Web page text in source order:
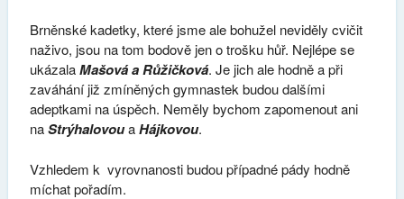
Brněnské kadetky, které jsme ale bohužel neviděly cvičit
naživo, jsou na tom bodově jen o trošku hůř. Nejlépe se
ukázalaMašová a Růžičková. Je jich ale hodně a při
zaváhání již zmíněných gymnastek budou dalšími
adeptkami na úspěch. Neměly bychom zapomenout ani
naStrýhalovouaHájkovou.
Vzhledem k vyrovnanosti budou případné pády hodně
míchat pořadím.